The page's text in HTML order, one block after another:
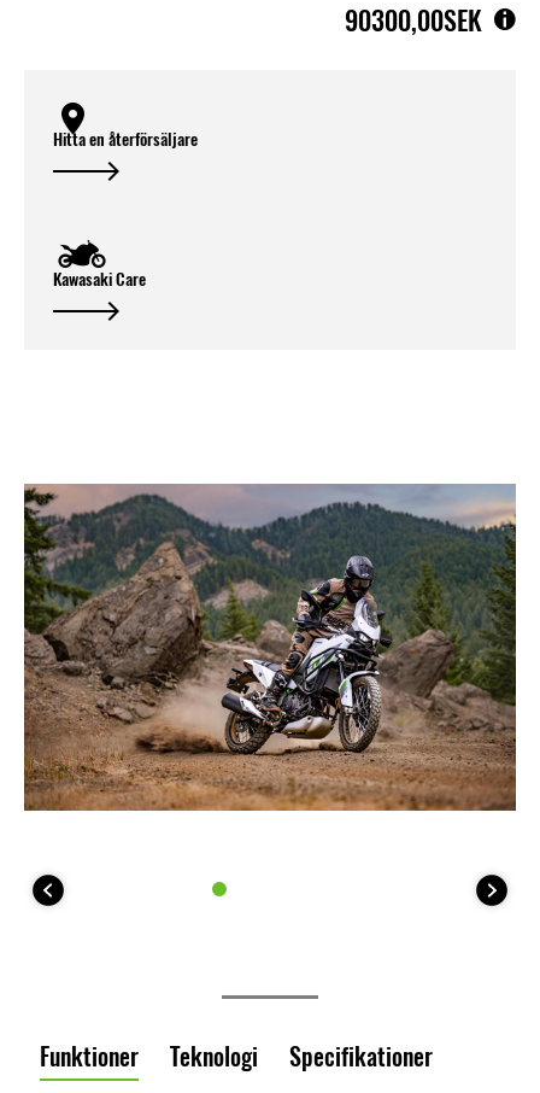
90300,00SEK
Hitta en återförsäljare
Kawasaki Care
Funktioner Teknologi Specifikationer